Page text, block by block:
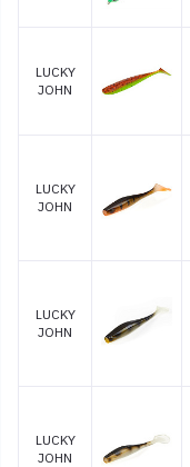
LUCKY
JOHN
LUCKY
JOHN
LUCKY
JOHN
LUCKY
JOHN